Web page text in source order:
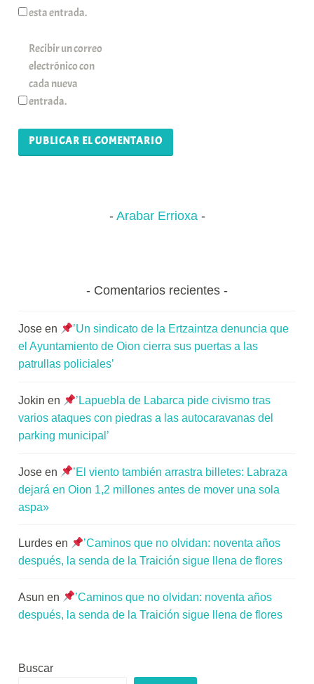
esta entrada.
Recibir un correo
electrónico con
cada nueva
entrada.
Arabar Errioxa
Comentarios recientes
Jose en
’Un sindicato de la Ertzaintza denuncia que
el Ayuntamiento de Oion cierra sus puertas a las
patrullas policiales’
Jokin en
’Lapuebla de Labarca pide civismo tras
varios ataques con piedras a las autocaravanas del
parking municipal’
Jose en
’El viento también arrastra billetes: Labraza
dejará en Oion 1,2 millones antes de mover una sola
aspa»
Lurdes en
’Caminos que no olvidan: noventa años
después, la senda de la Traición sigue llena de flores
Asun en
’Caminos que no olvidan: noventa años
después, la senda de la Traición sigue llena de flores
Buscar